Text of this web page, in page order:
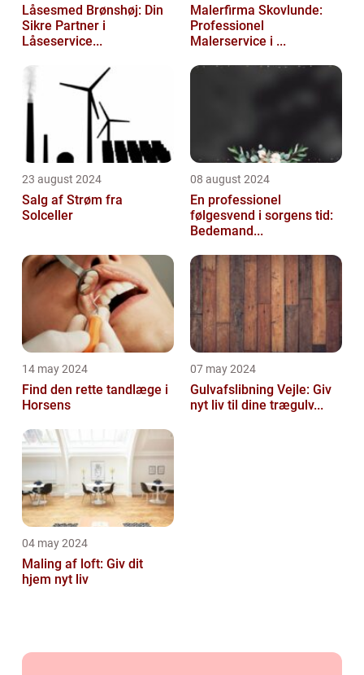
Låsesmed Brønshøj: Din
Sikre Partner i
Låseservice...
Malerfirma Skovlunde:
Professionel
Malerservice i ...
23 august 2024
Salg af Strøm fra
Solceller
08 august 2024
En professionel
følgesvend i sorgens tid:
Bedemand...
14 may 2024
Find den rette tandlæge i
Horsens
07 may 2024
Gulvafslibning Vejle: Giv
nyt liv til dine trægulv...
04 may 2024
Maling af loft: Giv dit
hjem nyt liv